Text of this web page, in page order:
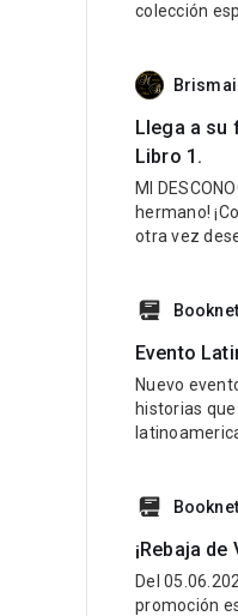
colección
de esa
Llega a su
Libro 1.
MI DESCONOCIDA
hermano!
otra vez
fue la que
Evento
Nuevo
historias
latino y una
de cualquier
¡Rebaja
Del
promoción